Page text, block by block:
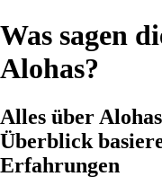
Was sagen
Alohas?
Alles über
Überblick
Erfahrungen